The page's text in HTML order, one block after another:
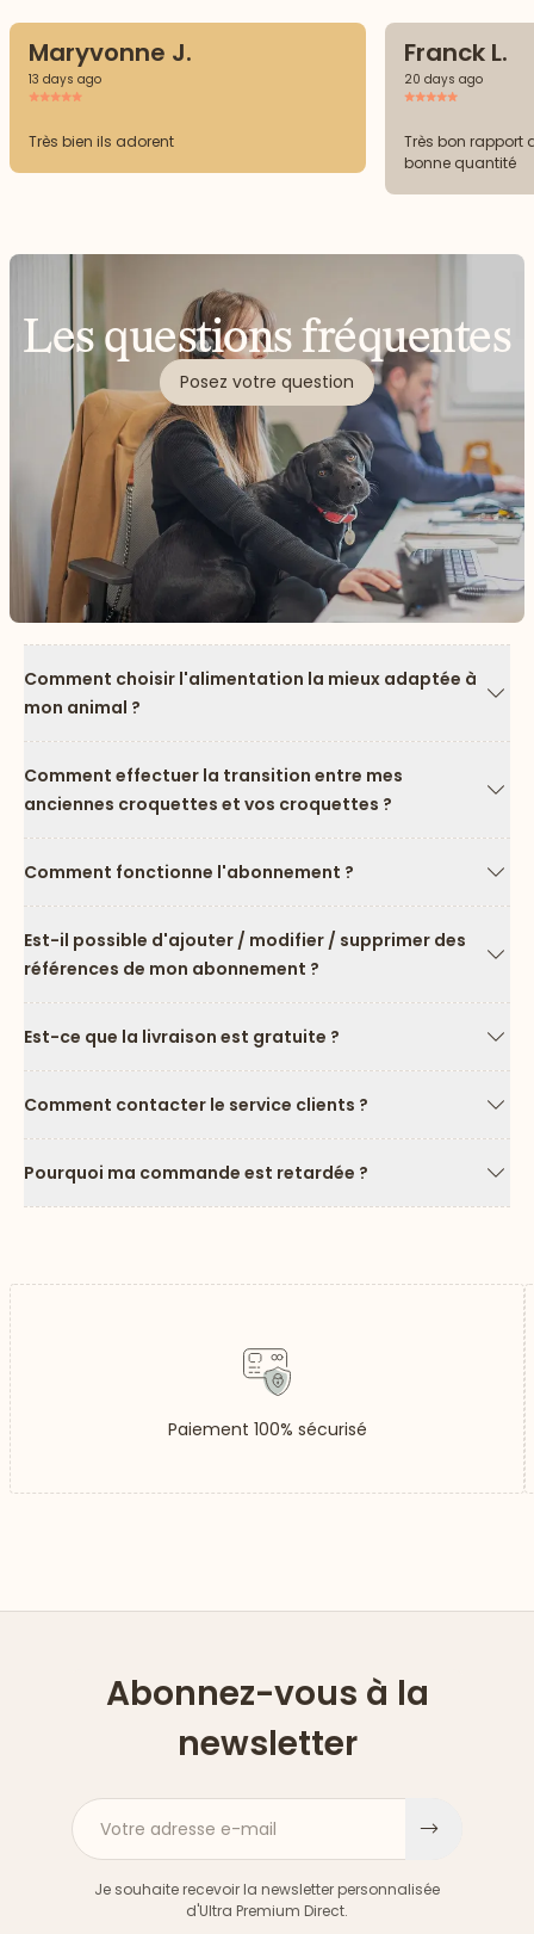
Maryvonne J.
13 days ago
Très bien ils adorent
Franck L.
20 days ago
Très bon rapport
bonne quantité
Les questions fréquentes
Posez votre question
Comment choisir l'alimentation la mieux adaptée à
mon animal ?
Comment effectuer la transition entre mes
anciennes croquettes et vos croquettes ?
Comment fonctionne l'abonnement ?
Est-il possible d'ajouter / modifier / supprimer des
références de mon abonnement ?
Est-ce que la livraison est gratuite ?
Comment contacter le service clients ?
Pourquoi ma commande est retardée ?
Paiement 100% sécurisé
Abonnez-vous à la
newsletter
Votre adresse e-mail
Je souhaite recevoir la newsletter personnalisée
d'Ultra Premium Direct.